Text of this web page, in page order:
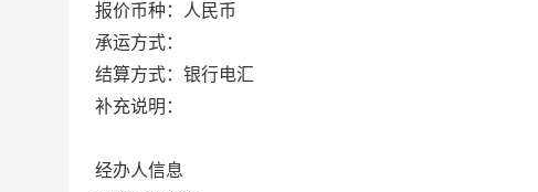
报价币种：人民币
承运方式：
结算方式：银行电汇
补充说明：
经办人信息